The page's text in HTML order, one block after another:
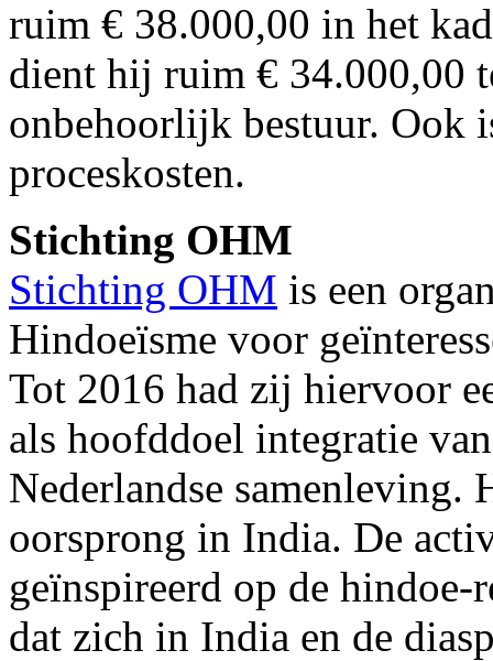
ruim € 38.000,00 in het
dient hij ruim € 34.000,00
onbehoorlijk bestuur. Ook
proceskosten.
Stichting OHM
Stichting OHM is een
Hindoeïsme voor
Tot 2016 had zij hiervoor
als hoofddoel integratie
Nederlandse
oorsprong in India. De
geïnspireerd op de
dat zich in India en de